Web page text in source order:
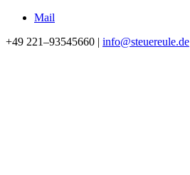
Mail
+49 221–93545660 | info@steuereule.de